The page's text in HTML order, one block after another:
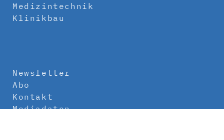
Medizintechnik
Klinikbau
Newsletter
Abo
Kontakt
Mediadaten